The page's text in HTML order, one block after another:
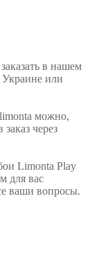
в нашем
Украине или
можно,
через
Limonta Play
для вас
ваши вопросы.